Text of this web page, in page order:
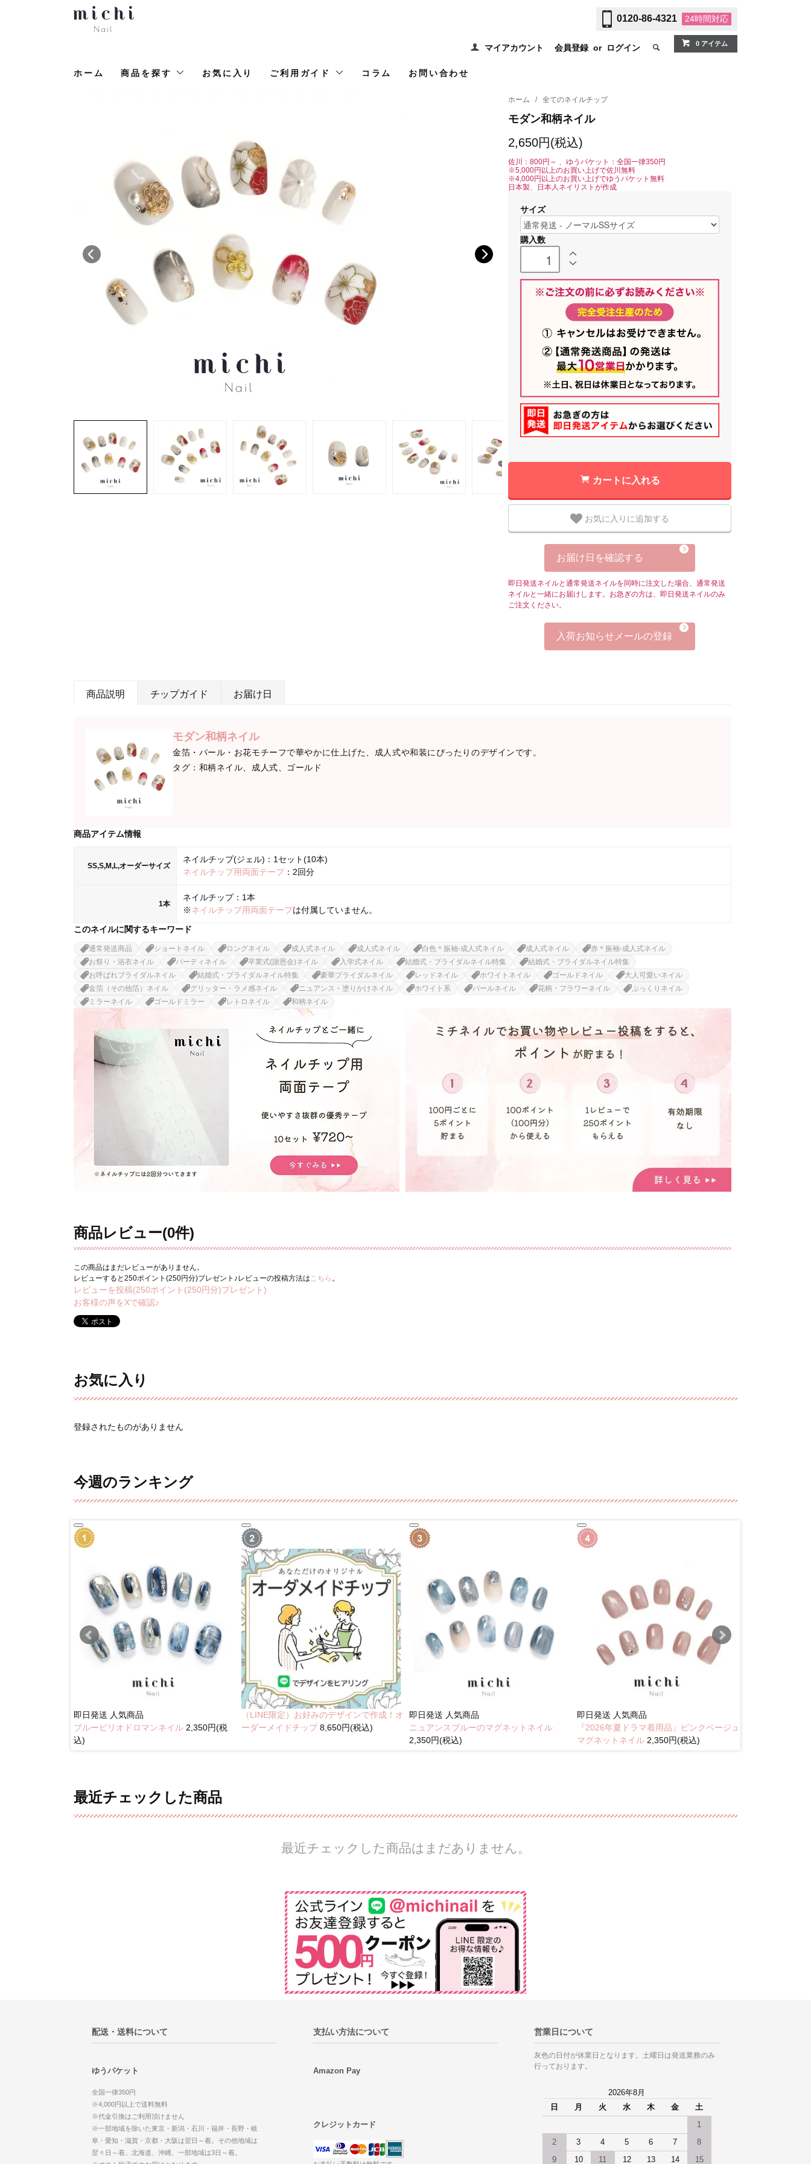
0120-86-4321 24時間対応
マイアカウント 会員登録 or ログイン 0 アイテム
ホーム 商品を探す お気に入り ご利用ガイド コラム お問い合わせ
ホーム / 全てのネイルチップ
モダン和柄ネイル
2,650円(税込)
佐川：800円～ 、ゆうパケット：全国一律350円
※5,000円以上のお買い上げで佐川無料
※4,000円以上のお買い上げでゆうパケット無料
日本製、日本人ネイリストが作成
サイズ
購入数
カートに入れる
お気に入りに追加する
お届け日を確認する
即日発送ネイルと通常発送ネイルを同時に注文した場合、通常発送
ネイルと一緒にお届けします。お急ぎの方は、即日発送ネイルのみ
ご注文ください。
入荷お知らせメールの登録
商品説明 チップガイド お届け日
モダン和柄ネイル
金箔・パール・お花モチーフで華やかに仕上げた、成人式や和装にぴったりのデザインです。
タグ：和柄ネイル、成人式、ゴールド
商品アイテム情報
SS,S,M,L,オーダーサイズ
ネイルチップ(ジェル)：1セット(10本)
ネイルチップ用両面テープ：2回分
1本
ネイルチップ：1本
※ネイルチップ用両面テープは付属していません。
このネイルに関するキーワード
通常発送商品 ショートネイル ロングネイル 成人式ネイル 成人式ネイル 白色＊振袖-成人式ネイル 成人式ネイル
赤＊振袖-成人式ネイル
お祭り・浴衣ネイル
パーティネイル 卒業式(謝恩会)ネイル 入学式ネイル 結婚式・ブライダルネイル特集
結婚式・ブライダルネイル特集
お呼ばれブライダルネイル
結婚式・ブライダルネイル特集 豪華ブライダルネイル レッドネイル ホワイトネイル ゴールドネイル
大人可愛いネイル
金箔（その他箔）ネイル
グリッター・ラメ感ネイル ニュアンス・塗りかけネイル ホワイト系 パールネイル 花柄・フラワーネイル
ぷっくりネイル
ミラーネイル
ゴールドミラー レトロネイル 和柄ネイル
商品レビュー(0件)
この商品はまだレビューがありません。
レビューすると250ポイント(250円分)プレゼント♪レビューの投稿方法は こちら 。
レビューを投稿(250ポイント(250円分)プレゼント)
お客様の声をXで確認♪
お気に入り
登録されたものがありません
今週のランキング
即日発送 人気商品
ブルーピリオドロマンネイル 2,350円(税
込)
（LINE限定）お好みのデザインで作成！オ
ーダーメイドチップ8,650円(税込)
即日発送 人気商品
ニュアンスブルーのマグネットネイル
2,350円(税込)
即日発送 人気商品
『2026年夏ドラマ着用品』ピンクベージュ
マグネットネイル2,350円(税込)
最近チェックした商品
最近チェックした商品はまだありません。
配送・送料について
ゆうパケット
全国一律350円
※4,000円以上で送料無料
※代金引換はご利用頂けません
※一部地域を除いた東京・新潟・石川・福井・長野・岐
阜・愛知・滋賀・京都・大阪は翌日～着。その他地域は
翌々日～着。北海道、沖縄、一部地域は3日～着。
支払い方法について
Amazon Pay
クレジットカード
営業日について
灰色の日付が休業日となります。土曜日は発送業務のみ
行っております。
2026年8月
日
月 火 水 木 金 土
1
2 3 4 5 6 7 8
9 10 11 12 13 14 15